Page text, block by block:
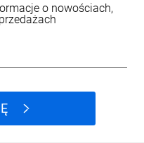
pełen zakres
do sterowania i
główny zakres
jakie oferują.
o nowościach,